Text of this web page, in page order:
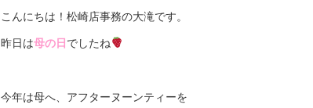
こんにちは！松崎店事務の大滝です。
昨日は母の日でしたね
今年は母へ、アフターヌーンティーを